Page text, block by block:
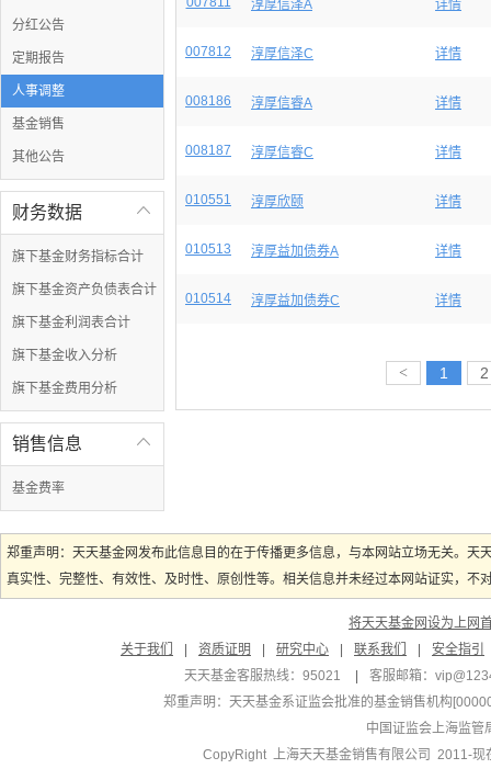
分红公告
定期报告
人事调整
基金销售
其他公告

财务数据
旗下基金财务指标合计
旗下基金资产负债表合计
旗下基金利润表合计
旗下基金收入分析
旗下基金费用分析

销售信息
基金费率
淳厚信泽A 详情
007812 淳厚信泽C 详情
008186 淳厚信睿A 详情
008187 淳厚信睿C 详情
010551 淳厚欣颐 详情
010513 淳厚益加债券A 详情
010514 淳厚益加债券C 详情
< 1 2
郑重声明：天天基金网发布此信息目的在于传播更多信息，与本网站立场无关。
真实性、完整性、有效性、及时性、原创性等。相关信息并未经过本网站证实，
将天天基金网设为上网
关于我们
资质证明 研究中心 联系我们
安全指引
天天基金客服热线：95021
客服邮箱：
郑重声明： 天天基金系证监会批准的基金销售机构
中国证监会上海监管
CopyRight 上海天天基金销售有限公司 2011-